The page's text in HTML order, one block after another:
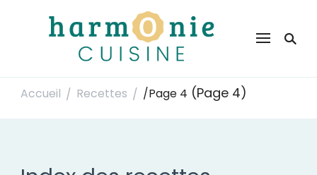
Harmonie Cuisine
Accueil / Recettes / /Page 4 (Page 4)